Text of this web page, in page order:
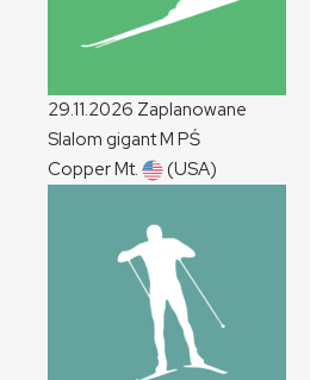
29.11.2026 Zaplanowane
Slalom gigantM PŚ
Copper Mt.
(USA)